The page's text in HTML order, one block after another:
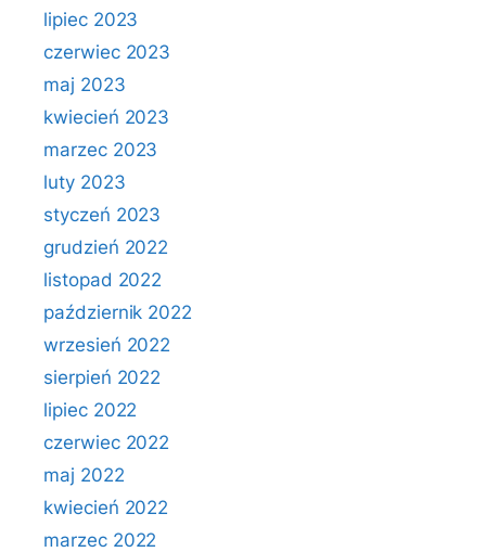
lipiec 2023
czerwiec 2023
maj 2023
kwiecień 2023
marzec 2023
luty 2023
styczeń 2023
grudzień 2022
listopad 2022
październik 2022
wrzesień 2022
sierpień 2022
lipiec 2022
czerwiec 2022
maj 2022
kwiecień 2022
marzec 2022